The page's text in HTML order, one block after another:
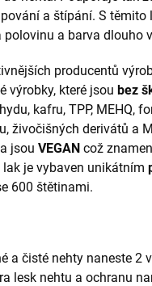
a štípání. S
a barva dlouho
producentů
výrobky, které jsou bez
kafru, TPP, MEHQ,
živočišných derivátů a
a jsou VEGAN což
lak je vybaven unikátním
600 štětinami.
a čisté nehty naneste 2
lesk nehtu a ochranu